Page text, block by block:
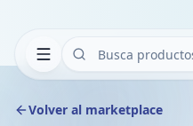
Volver al marketplace